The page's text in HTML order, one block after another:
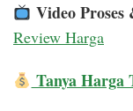
Video
Review Harga
Tanya Harga